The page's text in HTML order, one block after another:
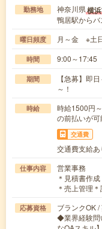
勤務地 神奈川県横
鴨居駅から
曜日頻度 月～金 ※土
時間 9:00～17:45
期間
【急募】即
～！
時給
時給1500円
の前払いが
交通費
交通費支給あ
仕事内容
営業事務
＊見積書作
＊売上管理
応募資格
ブランクOK
◆業界経験問